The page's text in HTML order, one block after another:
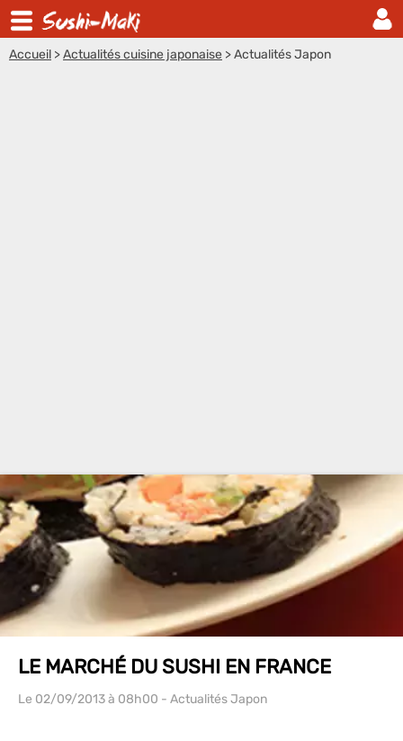
Accueil >Actualités cuisine japonaise >Actualités Japon
LE MARCHÉ DU SUSHI EN FRANCE
Le 02/09/2013à 08h00 - Actualités Japon